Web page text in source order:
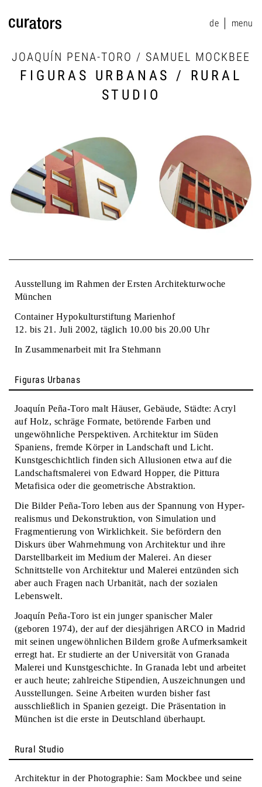
de
menu
JOAQUÍN PENA-TORO / SAMUEL MOCKBEE
FIGURAS URBANAS / RURAL
STUDIO
Ausstellung im Rahmen der Ersten Architekturwoche
München
Container Hypokulturstiftung Marienhof
12. bis 21. Juli 2002, täglich 10.00 bis 20.00 Uhr
In Zusammenarbeit mit Ira Stehmann
Figuras Urbanas
Joaquín Peña-Toro malt Häuser, Gebäude, Städte: Acryl
auf Holz, schräge Formate, betörende Farben und
ungewöhnliche Perspektiven. Architektur im Süden
Spaniens, fremde Körper in Landschaft und Licht.
Kunstgeschichtlich finden sich Allusionen etwa auf die
Landschaftsmalerei von Edward Hopper, die Pittura
Metafisica oder die geometrische Abstraktion.
Die Bilder Peña-Toro leben aus der Spannung von Hyper-
realismus und Dekonstruktion, von Simulation und
Fragmentierung von Wirklichkeit. Sie befördern den
Diskurs über Wahrnehmung von Architektur und ihre
Darstellbarkeit im Medium der Malerei. An dieser
Schnittstelle von Architektur und Malerei entzünden sich
aber auch Fragen nach Urbanität, nach der sozialen
Lebenswelt.
Joaquín Peña-Toro ist ein junger spanischer Maler
(geboren 1974), der auf der diesjährigen ARCO in Madrid
mit seinen ungewöhnlichen Bildern große Aufmerksamkeit
erregt hat. Er studierte an der Universität von Granada
Malerei und Kunstgeschichte. In Granada lebt und arbeitet
er auch heute; zahlreiche Stipendien, Auszeichnungen und
Ausstellungen. Seine Arbeiten wurden bisher fast
ausschließlich in Spanien gezeigt. Die Präsentation in
München ist die erste in Deutschland überhaupt.
Rural Studio
Architektur in der Photographie: Sam Mockbee und seine